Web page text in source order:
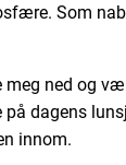
Som
meg ned og
dagens
innom.